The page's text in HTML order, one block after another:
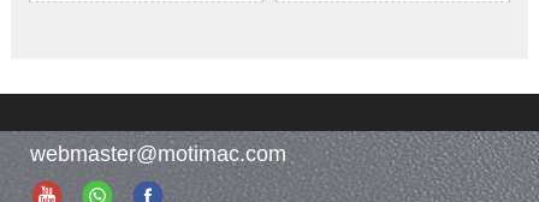
webmaster@motimac.com